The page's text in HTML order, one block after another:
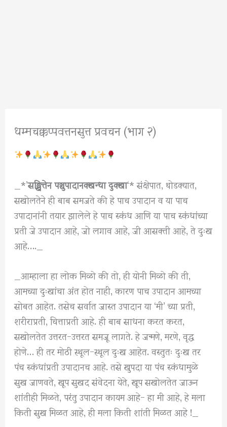
धम्मचक्कप्पवत्तनसुत्त प्रवचन (भाग २)
_*’सङ्खित्तेन पञ्चुपादानक्खन्धा दुक्खा‘* संक्षेपात, थोडक्यात,
सखोलतेने ही बाब समजते की हे पाच उपादान व या पाच
उपादानांनी तयार झालेले हे पाच स्कंध आणि या पाच स्कंधांच्या
प्रती जे उपादान आहे, जो लगाव आहे, जी आसक्ती आहे, ते दुःख
आहे…._
_आम्हाला हा लोक मिळो की तो, ही योनी मिळो की ती,
आमच्या दुःखांचा अंत होत नाही, कारण पाच उपादान आमच्या
सोबत आहेत. तसेच सर्वात जास्त उपादान या ‘मी’ च्या प्रती,
शरीराप्रती, चित्ताप्रती आहे. ही बाब साधना करत करत,
सखोलतेत उत्तरत-उत्तरत समजू लागते. हे जन्मणे, मरणे, वृद्ध
होणे… ही तर मोठी स्थूल-स्थूल दुःख आहेत. वस्तुतः दुःख तर
पंच स्कंधांप्रती उपादानच आहे. तसे खुपदा या पंच स्कंधामुळे
सुख जाणवते, खूप सुखद संवेदना येते, खूप सखोलतेत जाऊन
शांतीही मिळते, परंतु उपादान कायम आहे- हा मी आहे, हे मला
किती सुख मिळत आहे, ही मला किती शांती मिळत आहे !_